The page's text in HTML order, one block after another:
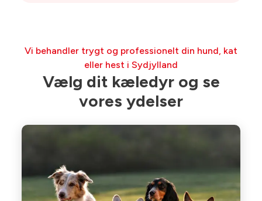
Vi behandler trygt og professionelt din hund, kat
eller hest i Sydjylland
Vælg dit kæledyr og se
vores ydelser